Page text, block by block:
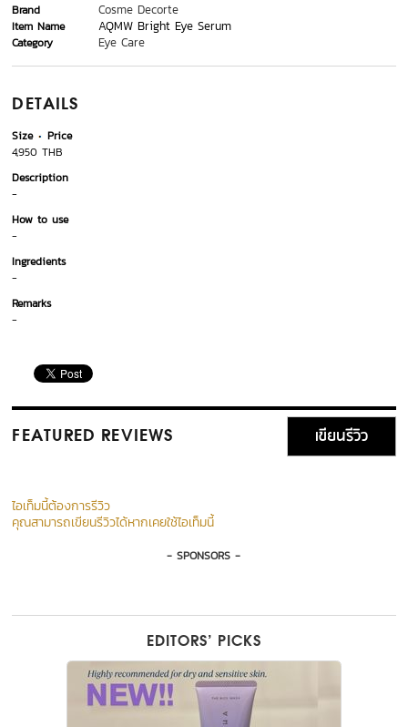
Brand Cosme Decorte
Item Name AQMW Bright Eye Serum
Category Eye Care
DETAILS
Size
Price
4,950 THB
Description
-
How to use
-
Ingredients
-
Remarks
-
FEATURED REVIEWS เขียนรีวิว
ไอเท็มนี้ต้องการรีวิว
คุณสามารถเขียนรีวิวได้หากเคยใช้ไอเท็มนี้
- SPONSORS -
EDITORS’ PICKS